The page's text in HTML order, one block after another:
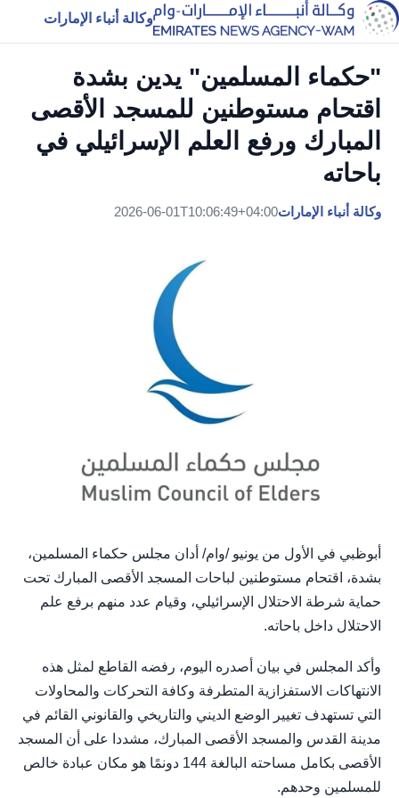
وكالة أنباء الإمارات
"حكماء المسلمين" يدين بشدة
اقتحام مستوطنين للمسجد الأقصى
المبارك ورفع العلم الإسرائيلي في
باحاته
وكالة أنباء الإمارات2026-06-01T10:06:49+04:00
أبوظبي في الأول من يونيو /وام/ أدان مجلس حكماء المسلمين،
بشدة، اقتحام مستوطنين لباحات المسجد الأقصى المبارك تحت
حماية شرطة الاحتلال الإسرائيلي، وقيام عدد منهم برفع علم
الاحتلال داخل باحاته.
وأكد المجلس في بيان أصدره اليوم، رفضه القاطع لمثل هذه
الانتهاكات الاستفزازية المتطرفة وكافة التحركات والمحاولات
التي تستهدف تغيير الوضع الديني والتاريخي والقانوني القائم في
مدينة القدس والمسجد الأقصى المبارك، مشددا على أن المسجد
الأقصى بكامل مساحته البالغة 144 دونمًا هو مكان عبادة خالص
للمسلمين وحدهم.